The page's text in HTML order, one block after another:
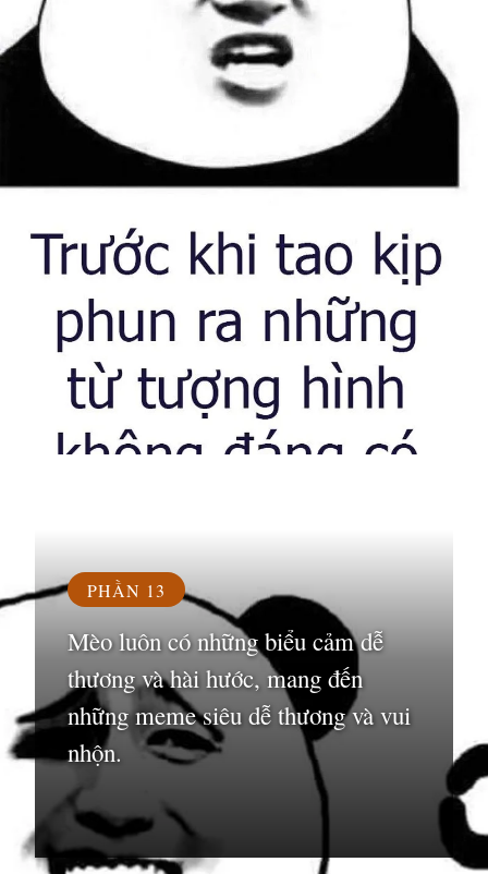
PHẦN 13
Mèo luôn có những biểu cảm dễ
thương và hài hước, mang đến
những meme siêu dễ thương và vui
nhộn.